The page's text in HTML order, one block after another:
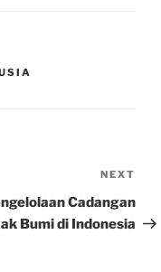
Post
NEXT
Cadangan
Bumi di Indonesia